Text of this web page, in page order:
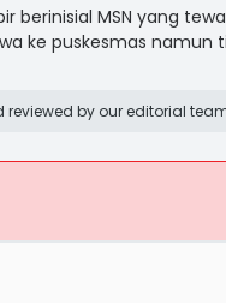
berinisial MSN yang
ke puskesmas namun
by our editorial